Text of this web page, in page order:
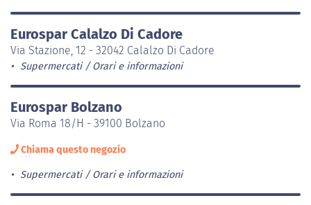
Eurospar Calalzo Di Cadore
Via Stazione, 12 - 32042 Calalzo Di Cadore
Supermercati Orari e informazioni
Eurospar Bolzano
Via Roma 18/H - 39100 Bolzano
Chiama questo negozio
Supermercati Orari e informazioni